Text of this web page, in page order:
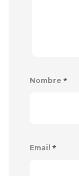
Nombre *
Email *